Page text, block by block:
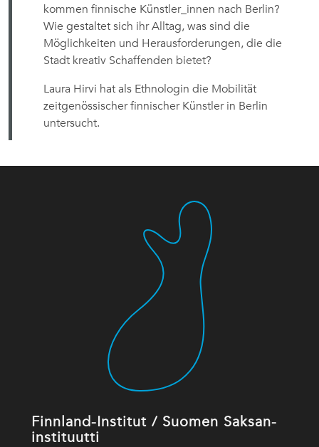
kommen finnische Künstler_innen nach Berlin?
Wie gestaltet sich ihr Alltag, was sind die
Möglichkeiten und Herausforderungen, die die
Stadt kreativ Schaffenden bietet?
Laura Hirvi hat als Ethnologin die Mobilität
zeitgenössischer finnischer Künstler in Berlin
untersucht.
Finnland-Institut / Suomen Saksan-
instituutti